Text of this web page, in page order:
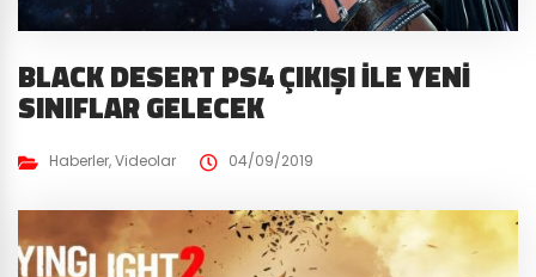
BLACK DESERT PS4 ÇIKIŞI İLE YENI
SINIFLAR GELECEK
Haberler,Videolar 04/09/2019